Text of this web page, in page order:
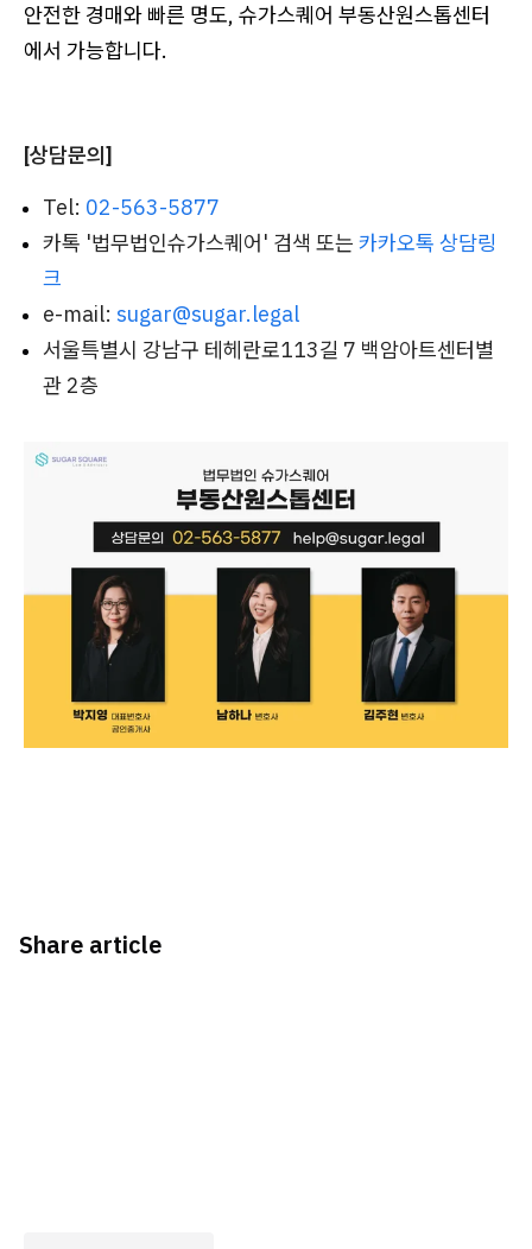
안전한 경매와 빠른 명도, 슈가스퀘어 부동산원스톱센터
에서 가능합니다.
[상담문의]
Tel: 02-563-5877
카톡 '법무법인슈가스퀘어' 검색 또는 카카오톡 상담링
크
e-mail: sugar@sugar.legal
서울특별시 강남구 테헤란로113길 7 백암아트센터별
관 2층
Share article